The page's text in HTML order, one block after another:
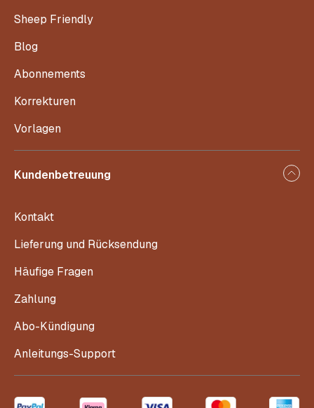
Sheep Friendly
Blog
Abonnements
Korrekturen
Vorlagen
Kundenbetreuung
Kontakt
Lieferung und Rücksendung
Häufige Fragen
Zahlung
Abo-Kündigung
Anleitungs-Support